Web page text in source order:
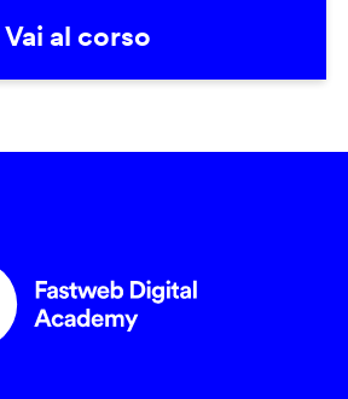
Vai al corso